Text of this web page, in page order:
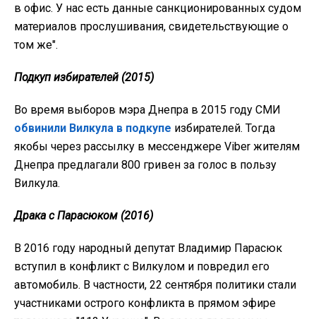
в офис. У нас есть данные санкционированных судом
материалов прослушивания, свидетельствующие о
том же".
Подкуп избирателей (2015)
Во время выборов мэра Днепра в 2015 году СМИ
обвинили Вилкула в подкупе избирателей. Тогда
якобы через рассылку в мессенджере Viber жителям
Днепра предлагали 800 гривен за голос в пользу
Вилкула.
Драка с Парасюком (2016)
В 2016 году народный депутат Владимир Парасюк
вступил в конфликт с Вилкулом и повредил его
автомобиль. В частности, 22 сентября политики стали
участниками острого конфликта в прямом эфире